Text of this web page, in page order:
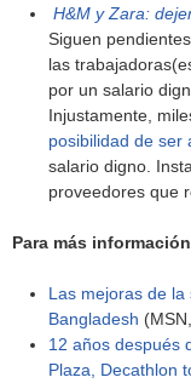
H&M y Zara:
Siguen
las
por un salario
Injustamente,
posibilidad de ser
salario digno.
proveedores que
Para más
Las mejoras de
Bangladesh
12 años después
Plaza, Decathlon